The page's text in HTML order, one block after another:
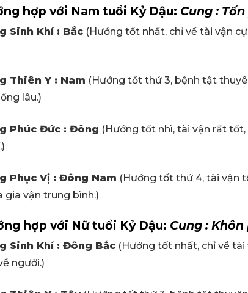
hợp với Nam tuổi Kỷ Dậu: Cung :
Sinh Khí : Bắc (Hướng tốt nhất, chỉ về tài vận
Thiên Y : Nam (Hướng tốt thứ 3, bệnh tật
lâu.)
Phúc Đức : Đông (Hướng tốt nhì, tài vận rất
Phục Vị : Đông Nam (Hướng tốt thứ 4, tài vận
gia vận trung bình.)
hợp với Nữ tuổi Kỷ Dậu: Cung : Khôn
Sinh Khí : Đông Bắc (Hướng tốt nhất, chỉ về
người.)